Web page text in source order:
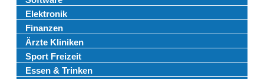
Elektronik
Finanzen
Ärzte Kliniken
Sport Freizeit
Essen & Trinken